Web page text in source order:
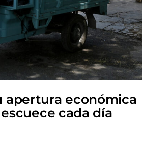
apertura económica
cada día